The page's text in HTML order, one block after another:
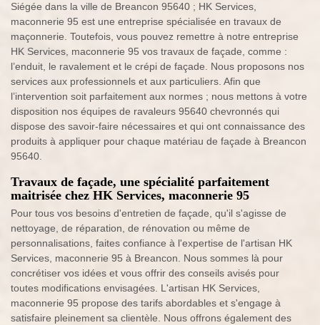
Siégée dans la ville de Breancon 95640 ; HK Services,
maconnerie 95 est une entreprise spécialisée en travaux de
maçonnerie. Toutefois, vous pouvez remettre à notre entreprise
HK Services, maconnerie 95 vos travaux de façade, comme :
l’enduit, le ravalement et le crépi de façade. Nous proposons nos
services aux professionnels et aux particuliers. Afin que
l’intervention soit parfaitement aux normes ; nous mettons à votre
disposition nos équipes de ravaleurs 95640 chevronnés qui
dispose des savoir-faire nécessaires et qui ont connaissance des
produits à appliquer pour chaque matériau de façade à Breancon
95640.
Travaux de façade, une spécialité parfaitement
maitrisée chez HK Services, maconnerie 95
Pour tous vos besoins d'entretien de façade, qu'il s'agisse de
nettoyage, de réparation, de rénovation ou même de
personnalisations, faites confiance à l'expertise de l'artisan HK
Services, maconnerie 95 à Breancon. Nous sommes là pour
concrétiser vos idées et vous offrir des conseils avisés pour
toutes modifications envisagées. L'artisan HK Services,
maconnerie 95 propose des tarifs abordables et s'engage à
satisfaire pleinement sa clientèle. Nous offrons également des